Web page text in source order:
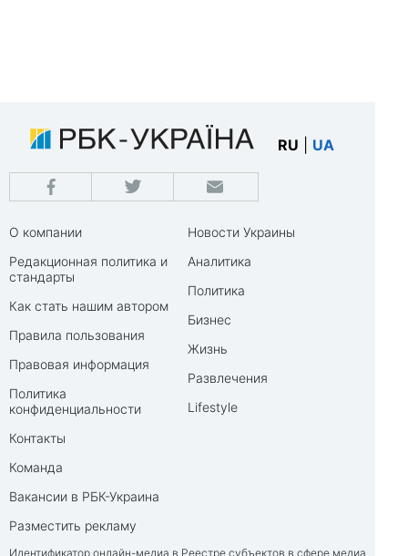
RU UA
О компании
Редакционная политика и
стандарты
Как стать нашим автором
Правила пользования
Правовая информация
Политика
конфиденциальности
Контакты
Команда
Вакансии в РБК-Украина
Разместить рекламу
Новости Украины
Аналитика
Политика
Бизнес
Жизнь
Развлечения
Lifestyle
Идентификатор онлайн-медиа в Реестре субъектов в сфере медиа